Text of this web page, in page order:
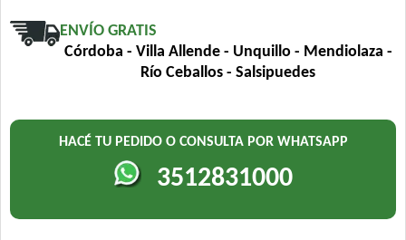
ENVÍO GRATIS
Córdoba - Villa Allende - Unquillo - Mendiolaza -
Río Ceballos - Salsipuedes
HACÉ TU PEDIDO O CONSULTA POR WHATSAPP
3512831000